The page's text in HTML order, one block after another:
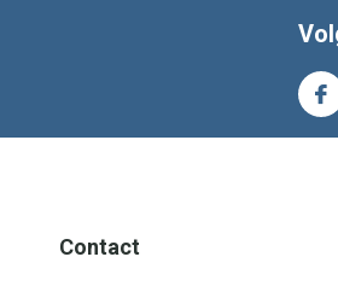
Contact